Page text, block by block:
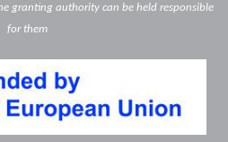
granting authority can be held responsible
for them